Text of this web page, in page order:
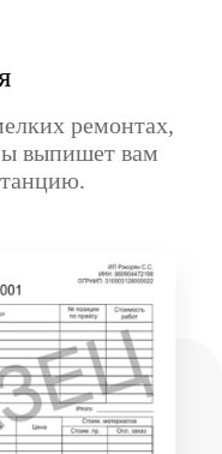
ремонтах,
выпишет вам